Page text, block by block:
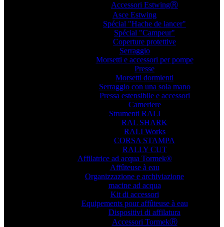
Accessori EstwingⓇ
Asce Estwing
Spécial "Hache de lancer"
Spécial "Campeur"
Coperture protettive
Serraggio
Morsetti e accessori per pompe
Presse
Morsetti dormienti
Serraggio con una sola mano
Pressa estensibile e accessori
Cameriere
Strumenti RALI
RAL SHARK
RALI Works
CORSA STAMPA
RALLY CUT
Affilatrice ad acqua Tormek®
Affûteuse à eau
Organizzazione e archiviazione
macine ad acqua
Kit di accessori
Equipements pour affûteuse à eau
Dispositivi di affilatura
Accessori TormekⓇ